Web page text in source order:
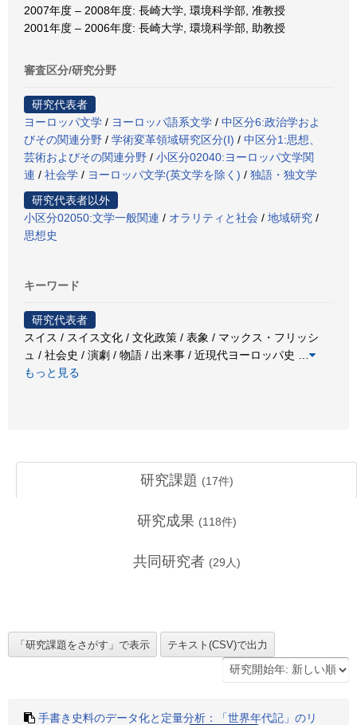
2007年度 – 2008年度: 長崎大学, 環境科学部, 准教授
2001年度 – 2006年度: 長崎大学, 環境科学部, 助教授
審査区分/研究分野
研究代表者
ヨーロッパ文学 / ヨーロッパ語系文学 / 中区分6:政治学およ
びその関連分野 / 学術変革領域研究区分(Ⅰ) / 中区分1:思想、
芸術およびその関連分野 / 小区分02040:ヨーロッパ文学関
連 / 社会学 / ヨーロッパ文学(英文学を除く) / 独語・独文学
研究代表者以外
小区分02050:文学一般関連 / オラリティと社会 / 地域研究 /
思想史
キーワード
研究代表者
スイス / スイス文化 / 文化政策 / 表象 / マックス・フリッシ
ュ / 社会史 / 演劇 / 物語 / 出来事 / 近現代ヨーロッパ史
もっと見る
研究課題 (17件)
研究成果 (118件)
共同研究者 (29 人)
手書き史料のデータ化と定量分析：「世界年代記」のリ